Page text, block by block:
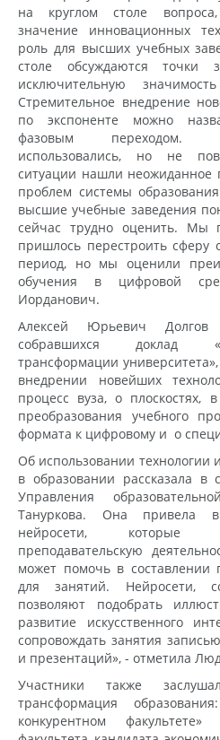
на круглом столе
значение инновационных
роль для высших учебных
столе обсуждаются точки
исключительную
Стремительное внедрение
по экспоненте можно
фазовым переходом.
использовались, но не
ситуации нашли
проблем системы
высшие учебные заведения
сейчас трудно оценить. Мы
пришлось перестроить сферу
период, но мы оценили
обучения в цифровой
Иорданович.
Алексей Юрьевич Долгов
собравшихся доклад
трансформации
внедрении новейших
процесс вуза, о плоскостях,
преобразования учебного
формата к цифровому и о
Об использовании технологии
в образовании рассказала в
Управления
Тануркова. Она привела
нейросети, которые
преподавательскую
может помочь в составлении
для занятий. Нейросети,
позволяют подобрать
развитие искусственного
сопровождать занятия
и презентаций», - отметила
Участники также
трансформация
конкурентном факультете»